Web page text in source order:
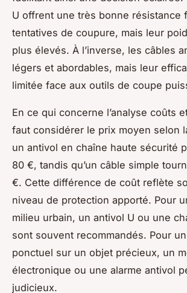
U offrent une très bonne résistance
tentatives de coupure, mais leur
plus élevés. À l’inverse, les câbles
légers et abordables, mais leur
limitée face aux outils de coupe
En ce qui concerne l’analyse coûts
faut considérer le prix moyen selon
un antivol en chaîne haute sécurité
80 €, tandis qu’un câble simple
€. Cette différence de coût reflète
niveau de protection apporté. Pour
milieu urbain, un antivol U ou une
sont souvent recommandés. Pour
ponctuel sur un objet précieux, un
électronique ou une alarme antivol
judicieux.